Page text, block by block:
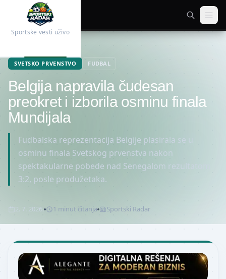
Sportske vesti uživo
SVETSKO PRVENSTVO FUDBAL
Belgija napravila čudesan
preokret i izborila osminu finala
Mundijala
Fudbalska reprezentacija Belgije plasirala se u
osminu finala Svetskog prvenstva nakon
spektakularne pobede nad Senegalom rezultatom
3:2, posle produžetaka.
2. 7. 2026. 1 minut čitanja Sportski Radar